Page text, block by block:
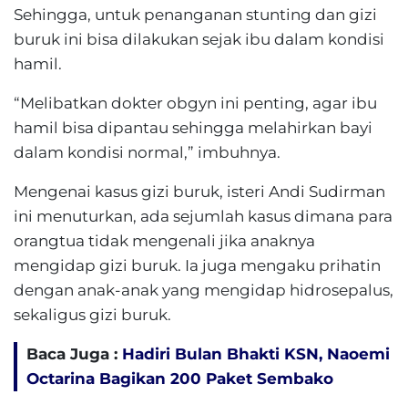
Sehingga, untuk penanganan stunting dan gizi
buruk ini bisa dilakukan sejak ibu dalam kondisi
hamil.
“Melibatkan dokter obgyn ini penting, agar ibu
hamil bisa dipantau sehingga melahirkan bayi
dalam kondisi normal,” imbuhnya.
Mengenai kasus gizi buruk, isteri Andi Sudirman
ini menuturkan, ada sejumlah kasus dimana para
orangtua tidak mengenali jika anaknya
mengidap gizi buruk. Ia juga mengaku prihatin
dengan anak-anak yang mengidap hidrosepalus,
sekaligus gizi buruk.
Baca Juga : Hadiri Bulan Bhakti KSN, Naoemi
Octarina Bagikan 200 Paket Sembako